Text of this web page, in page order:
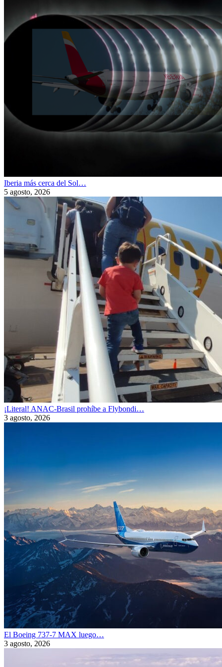
Iberia más cerca del Sol…
5 agosto, 2026
¡Literal! ANAC-Brasil prohíbe a Flybondi…
3 agosto, 2026
El Boeing 737-7 MAX luego…
3 agosto, 2026